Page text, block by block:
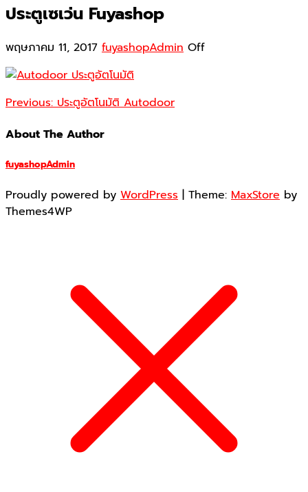
ประตูเซเว่น Fuyashop
พฤษภาคม 11, 2017 fuyashopAdmin Off
Previous:ประตูอัตโนมัติ Autodoor
About The Author
fuyashopAdmin
Proudly powered by WordPress | Theme: MaxStore by
Themes4WP